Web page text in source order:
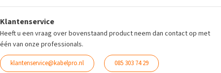
Klantenservice
Heeft u een vraag over bovenstaand product neem dan contact op met
één van onze professionals.
klantenservice@kabelpro.nl 085 303 74 29